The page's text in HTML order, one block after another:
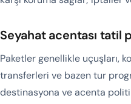
Seyahat acentası tatil
Paketler genellikle uçuşları,
transferleri ve bazen tur
destinasyona ve acenta